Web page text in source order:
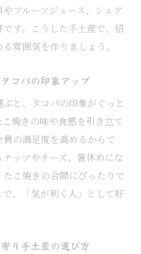
フルーツジュース、シェア
す。こうした手土産で、招
雰囲気を作りましょう。
コパの印象アップ
と、タコパの印象がぐっと
焼きの味や食感を引き立て
の満足度を高めるからで
ッツやチーズ、箸休めにな
こ焼きの合間にぴったりで
、「気が利く人」として好
り手土産の選び方